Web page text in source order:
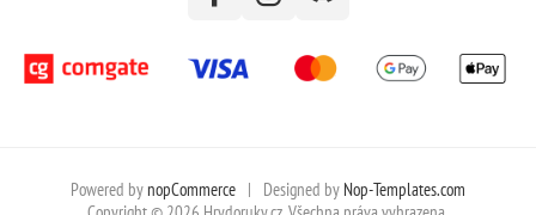
Powered by nopCommerce | Designed by Nop-Templates.com